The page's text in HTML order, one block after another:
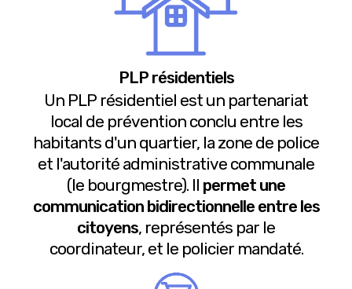
PLP résidentiels
Un PLP résidentiel est un partenariat
local de prévention conclu entre les
habitants d'un quartier, la zone de police
et l'autorité administrative communale
(le bourgmestre). Il permet une
communication bidirectionnelle entre les
citoyens, représentés par le
coordinateur, et le policier mandaté.